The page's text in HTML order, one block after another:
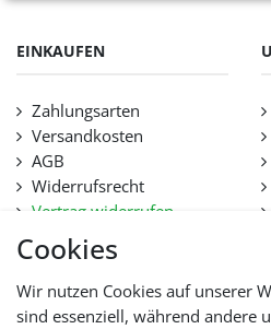
Cookies
Wir nutzen Cookies auf unserer
sind essenziell, während andere
EINKAUFEN
Zahlungsarten
Versandkosten
AGB
Widerrufsrecht
Vertrag widerrufen
Datenschutz
Hilfe
Lieferfristen und
Lieferbeschränkung